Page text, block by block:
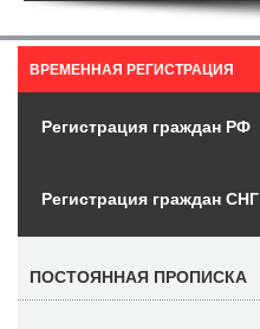
ВРЕМЕННАЯ РЕГИСТРАЦИЯ
Регистрация граждан РФ
Регистрация граждан СНГ
ПОСТОЯННАЯ ПРОПИСКА